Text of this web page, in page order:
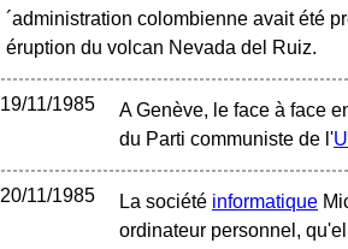
´administration colombienne avait été
éruption du volcan Nevada del Ruiz.
19/11/1985 A Genève, le face à face
du Parti communiste de l'
20/11/1985 La société informatique
ordinateur personnel,